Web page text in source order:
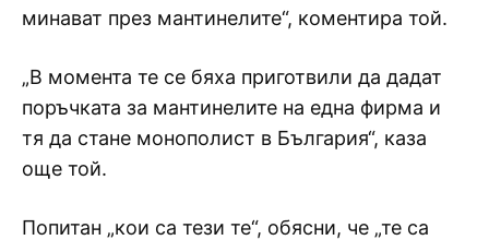
минават през мантинелите“, коментира той.
„В момента те се бяха приготвили да дадат
поръчката за мантинелите на една фирма и
тя да стане монополист в България“, каза
още той.
Попитан „кои са тези те“, обясни, че „те са